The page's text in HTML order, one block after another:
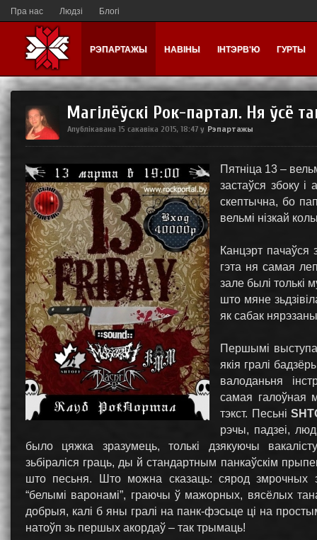
Пра нас Людзі Блогі
РЭПАРТАЖЫ НАВІНЫ ІНТЭРВ'Ю ГУРТЫ
Магілёўскі Рок-партал. Ня ўсё
Апублікавана 15 сакавіка 2015, 18:47 у Рэпартажы
Пятніца 13 –
застаўся збоку і
скептычна, бо
вельмі нізкай
Канцэрт
гэта ня самая
зале былі толькі
што мяне
як сабак
Першымі
якія гралі
валоданьня
самая галоўная
тэкст. Песьні
рэчы, падзеі,
было цяжка зразумець, толькі дзякуючы
зьбіраліся граць, ды й стандартным панкаўскім
што песьня. Што можна сказаць: сярод змрочных
“белымі варонамі”, граючы ў мажорных, вясёлых
добрыя, калі б яны гралі на панк-фэсьце ці на
натоўп зь першых акордаў – так трымаць!